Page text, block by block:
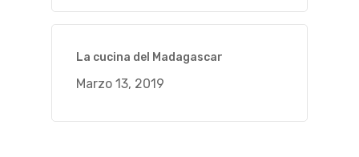
La cucina del Madagascar
Marzo 13, 2019